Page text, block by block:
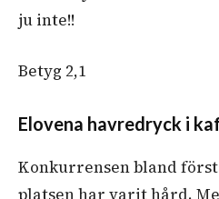
ju inte!!
Betyg 2,1
Elovena havredryck i
Konkurrensen bland
platsen har varit hård.